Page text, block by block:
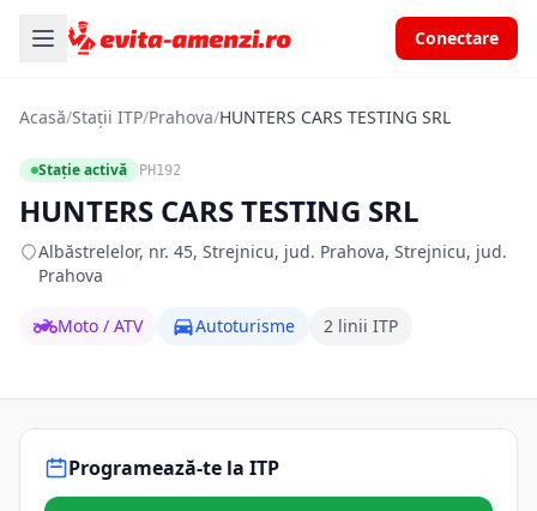
Conectare
Acasă/Stații ITP/Prahova/HUNTERS CARS TESTING SRL
Stație activă PH192
HUNTERS CARS TESTING SRL
Albăstrelelor, nr. 45, Strejnicu, jud. Prahova, Strejnicu, jud.
Prahova
Moto / ATV Autoturisme 2 linii ITP
Programează-te la ITP